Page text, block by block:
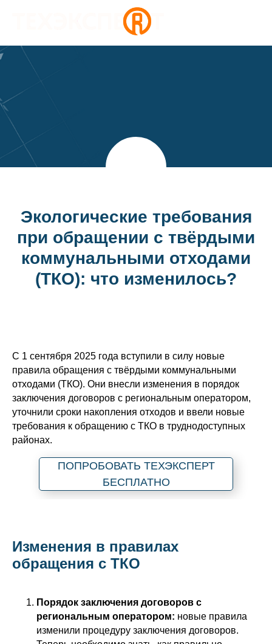
Экологические требования
при обращении с твёрдыми
коммунальными отходами
(ТКО): что изменилось?
С 1 сентября 2025 года вступили в силу новые
правила обращения с твёрдыми коммунальными
отходами (ТКО). Они внесли изменения в порядок
заключения договоров с региональным оператором,
уточнили сроки накопления отходов и ввели новые
требования к обращению с ТКО в труднодоступных
районах.
ПОПРОБОВАТЬ ТЕХЭКСПЕРТ
БЕСПЛАТНО
Изменения в правилах
обращения с ТКО
Порядок заключения договоров с
региональным оператором: новые правила
изменили процедуру заключения договоров.